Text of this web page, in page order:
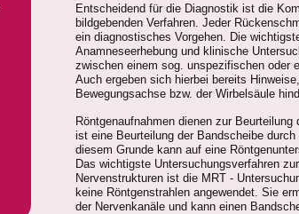
Entscheidend für die Diagnostik ist die
bildgebenden Verfahren. Jeder
ein diagnostisches Vorgehen. Die
Anamneseerhebung und klinische
zwischen einem sog. unspezifischen oder
Auch ergeben sich hierbei bereits
Bewegungsachse bzw. der Wirbelsäule
Röntgenaufnahmen dienen zur
ist eine Beurteilung der Bandscheibe
diesem Grunde kann auf eine
Das wichtigste Untersuchungsverfahren
Nervenstrukturen ist die MRT -
keine Röntgenstrahlen angewendet. Sie
der Nervenkanäle und kann einen